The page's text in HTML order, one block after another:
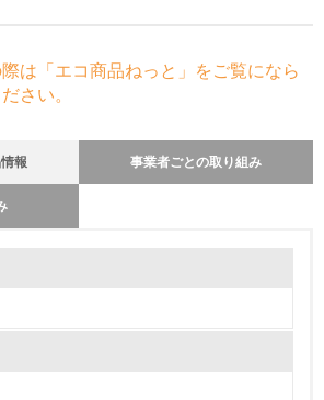
は「エコ商品ねっと」をご覧になら
さい。
報 事業者ごとの取り組み
制